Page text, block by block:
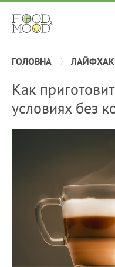
ГОЛОВНА
Как
условиях без